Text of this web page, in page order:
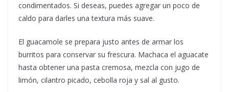
condimentados. Si deseas, puedes agregar un poco de
caldo para darles una textura más suave.
El guacamole se prepara justo antes de armar los
burritos para conservar su frescura. Machaca el aguacate
hasta obtener una pasta cremosa, mezcla con jugo de
limón, cilantro picado, cebolla roja y sal al gusto.